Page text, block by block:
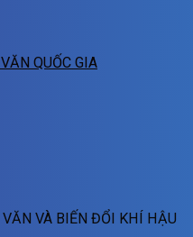
QUỐC GIA
VÀ BIẾN ĐỔI KHÍ HẬU